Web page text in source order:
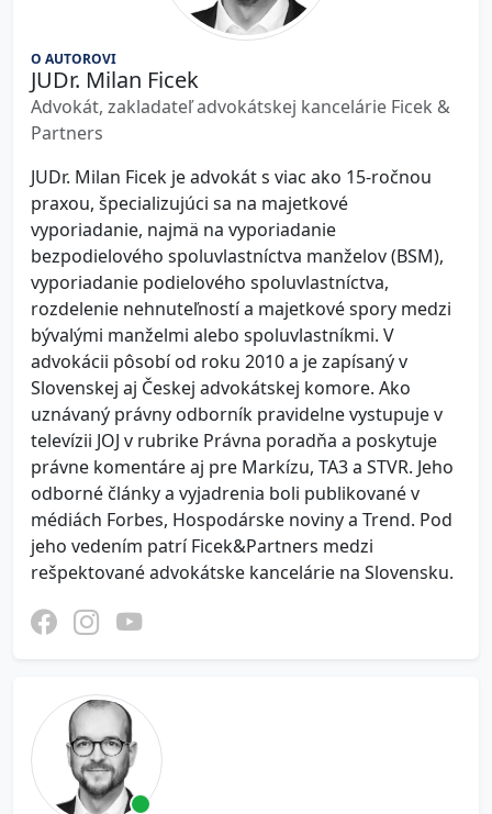
O AUTOROVI
JUDr. Milan Ficek
Advokát, zakladateľ advokátskej kancelárie Ficek &
Partners
JUDr. Milan Ficek je advokát s viac ako 15-ročnou
praxou, špecializujúci sa na majetkové
vyporiadanie, najmä na vyporiadanie
bezpodielového spoluvlastníctva manželov (BSM),
vyporiadanie podielového spoluvlastníctva,
rozdelenie nehnuteľností a majetkové spory medzi
bývalými manželmi alebo spoluvlastníkmi. V
advokácii pôsobí od roku 2010 a je zapísaný v
Slovenskej aj Českej advokátskej komore. Ako
uznávaný právny odborník pravidelne vystupuje v
televízii JOJ v rubrike Právna poradňa a poskytuje
právne komentáre aj pre Markízu, TA3 a STVR. Jeho
odborné články a vyjadrenia boli publikované v
médiách Forbes, Hospodárske noviny a Trend. Pod
jeho vedením patrí Ficek&Partners medzi
rešpektované advokátske kancelárie na Slovensku.